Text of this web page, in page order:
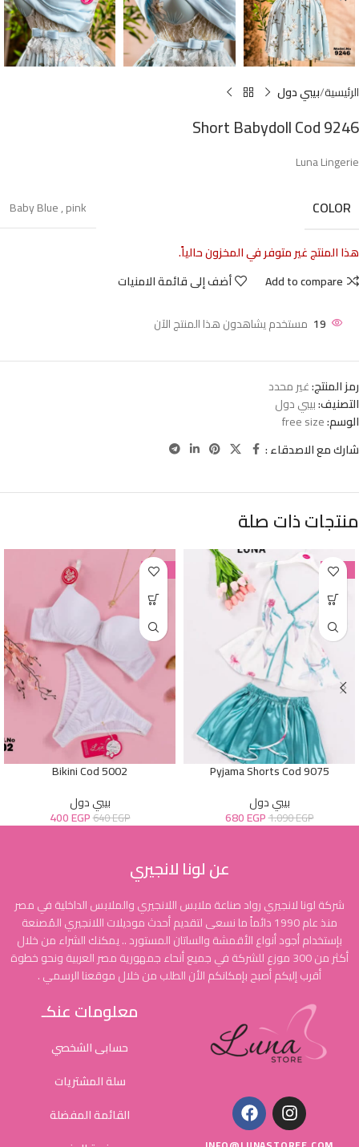
الرئيسية بيبي دول
Short Babydoll Cod 9246
Luna Lingerie
COLOR
Baby Blue,pink
هذا المنتج غير متوفر في المخزون حالياً.
Add to compare
أضف إلى قائمة الامنيات
19 مستخدم يشاهدون هذا المنتج الآن
رمز المنتج:غير محدد
التصنيف:بيبي دول
الوسم:free size
شارك مع الاصدقاء :
منتجات ذات صلة
-38%
Pyjama Shorts Cod 9075
بيبي دول
1.090EGP
680EGP
-38%
Bikini Cod 5002
بيبي دول
640EGP
400EGP
عن لونا لانجيري
شركة لونا لانجيري رواد صناعة ملابس اللانجيري والملابس الداخلية في مصر
منذ عام 1990 دائماً ما نسعى لتقديم أحدث موديلات اللانجيري المُصنعة
بإستخدام أجود أنواع الأقمشة والساتان المستورد .. يمكنك الشراء من خلال
أكثر من 300 موزع للشركة في جميع أنحاء جمهورية مصر العربية ونحو خطوة
أقرب إليكم أصبح بإمكانكم الأن الطلب من خلال موقعنا الرسمي .
معلومات عنكـ
حسابى الشخصي
سلة المشتريات
القائمة المفضلة